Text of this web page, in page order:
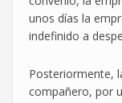
de
unos días la
indefinido a
Posteriormente,
compañero, por